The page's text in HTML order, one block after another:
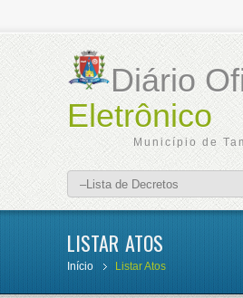
Diário
Eletrônico
Município de
LISTAR ATOS
Início Listar Atos